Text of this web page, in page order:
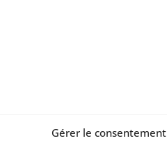
Gérer le consentement